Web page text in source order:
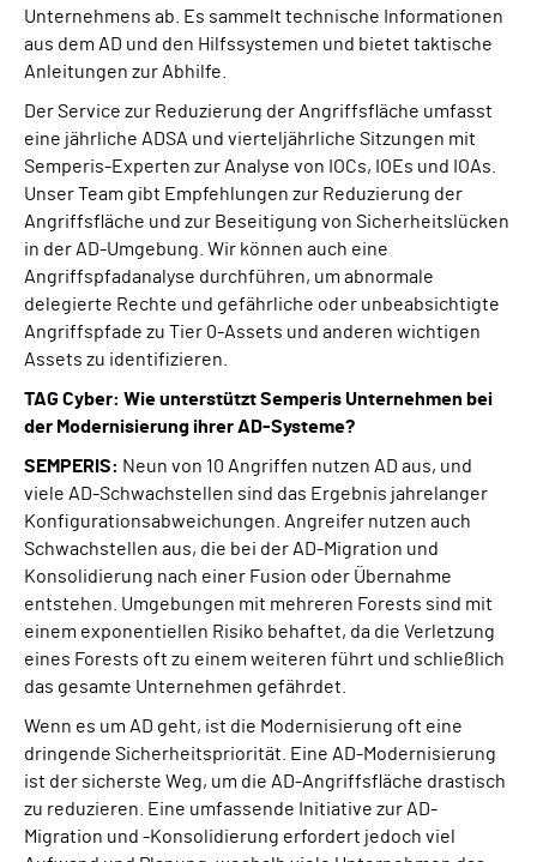
Unternehmens ab. Es sammelt technische Informationen
aus dem AD und den Hilfssystemen und bietet taktische
Anleitungen zur Abhilfe.
Der Service zur Reduzierung der Angriffsfläche umfasst
eine jährliche ADSA und vierteljährliche Sitzungen mit
Semperis-Experten zur Analyse von IOCs, IOEs und IOAs.
Unser Team gibt Empfehlungen zur Reduzierung der
Angriffsfläche und zur Beseitigung von Sicherheitslücken
in der AD-Umgebung. Wir können auch eine
Angriffspfadanalyse durchführen, um abnormale
delegierte Rechte und gefährliche oder unbeabsichtigte
Angriffspfade zu Tier 0-Assets und anderen wichtigen
Assets zu identifizieren.
TAG Cyber: Wie unterstützt Semperis Unternehmen bei
der Modernisierung ihrer AD-Systeme?
SEMPERIS: Neun von 10 Angriffen nutzen AD aus, und
viele AD-Schwachstellen sind das Ergebnis jahrelanger
Konfigurationsabweichungen. Angreifer nutzen auch
Schwachstellen aus, die bei der AD-Migration und
Konsolidierung nach einer Fusion oder Übernahme
entstehen. Umgebungen mit mehreren Forests sind mit
einem exponentiellen Risiko behaftet, da die Verletzung
eines Forests oft zu einem weiteren führt und schließlich
das gesamte Unternehmen gefährdet.
Wenn es um AD geht, ist die Modernisierung oft eine
dringende Sicherheitspriorität. Eine AD-Modernisierung
ist der sicherste Weg, um die AD-Angriffsfläche drastisch
zu reduzieren. Eine umfassende Initiative zur AD-
Migration und -Konsolidierung erfordert jedoch viel